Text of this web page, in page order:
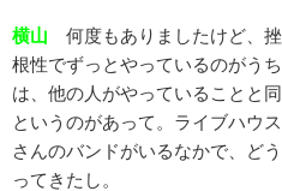
横山 何度もありましたけど、
根性でずっとやっているのがう
は、他の人がやっていることと
というのがあって。ライブハウ
さんのバンドがいるなかで、ど
ってきたし。